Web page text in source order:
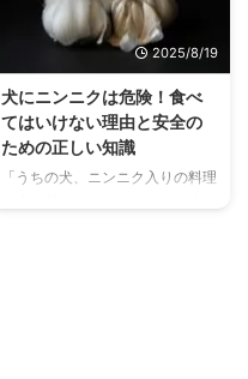
て詳しく解説します。 愛犬の健
康を守るために、ぜひ参考にして
ください。 この記事の結論 柿は
らば、犬に少量与えても基本的に
安全 与える量は体重に応じて調
整が必要で、あくまでもおやつ程
度に留めておく 柿を与える際に
2025/8/19
犬にニンニクは危険！食べ
てはいけない理由と安全の
ための正しい知識
「うちの犬、ニンニク入りの料理